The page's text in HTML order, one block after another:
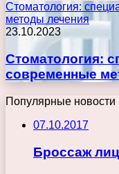
Стоматология:
методы лечения
23.10.2023
Стоматология:
современные
Популярные новости
07.10.2017
Броссаж